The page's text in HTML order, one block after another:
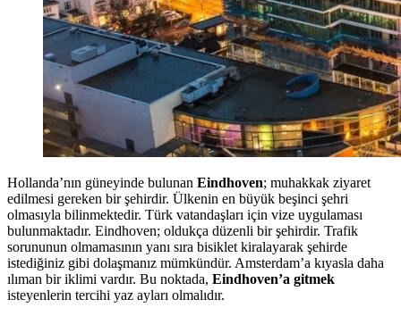
Hollanda’nın güneyinde bulunan Eindhoven; muhakkak ziyaret
edilmesi gereken bir şehirdir. Ülkenin en büyük beşinci şehri
olmasıyla bilinmektedir. Türk vatandaşları için vize uygulaması
bulunmaktadır. Eindhoven; oldukça düzenli bir şehirdir. Trafik
sorununun olmamasının yanı sıra bisiklet kiralayarak şehirde
istediğiniz gibi dolaşmanız mümkündür. Amsterdam’a kıyasla daha
ılıman bir iklimi vardır. Bu noktada, Eindhoven’a gitmek
isteyenlerin tercihi yaz ayları olmalıdır.